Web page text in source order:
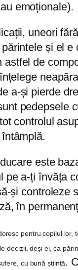
emoționale).
uneori
și el
astfel de
a-și pierde
pedepsele
controlul
este
pe a-ți învăța
și controleze
în
pentru copilul
decizii, deși ei, ca
cu bună știință.